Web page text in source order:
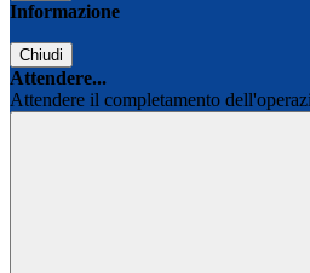
Informazione
Chiudi
Attendere...
Attendere il completamento